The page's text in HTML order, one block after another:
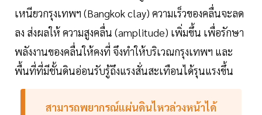
เหนียวกรุงเทพฯ (Bangkok clay) ความเร็วของคลื่นจะลด
ลง ส่งผลให้ ความสูงคลื่น (amplitude) เพิ่มขึ้น เพื่อรักษา
พลังงานของคลื่นให้คงที่ จึงทำให้บริเวณกรุงเทพฯ และ
พื้นที่ที่มีชั้นดินอ่อนรับรู้ถึงแรงสั่นสะเทือนได้รุนแรงขึ้น
สามารถพยากรณ์แผ่นดินไหวล่วงหน้าได้